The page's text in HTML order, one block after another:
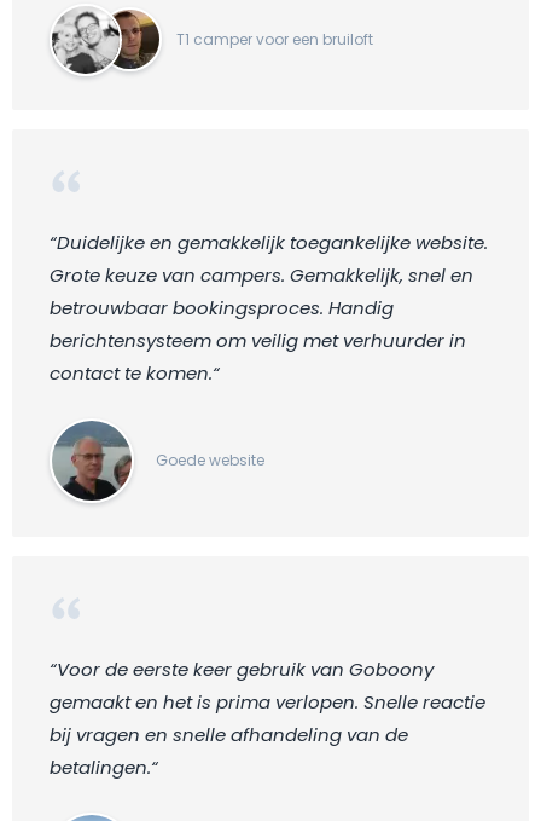
T1 camper voor een bruiloft
“Duidelijke en gemakkelijk toegankelijke website.
Grote keuze van campers. Gemakkelijk, snel en
betrouwbaar bookingsproces. Handig
berichtensysteem om veilig met verhuurder in
contact te komen.“
Goede website
“Voor de eerste keer gebruik van Goboony
gemaakt en het is prima verlopen. Snelle reactie
bij vragen en snelle afhandeling van de
betalingen.“